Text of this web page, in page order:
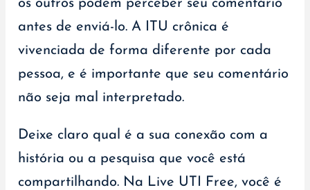
os outros podem perceber seu comentário
antes de enviá-lo. A ITU crônica é
vivenciada de forma diferente por cada
pessoa, e é importante que seu comentário
não seja mal interpretado.
Deixe claro qual é a sua conexão com a
história ou a pesquisa que você está
compartilhando. Na Live UTI Free, você é